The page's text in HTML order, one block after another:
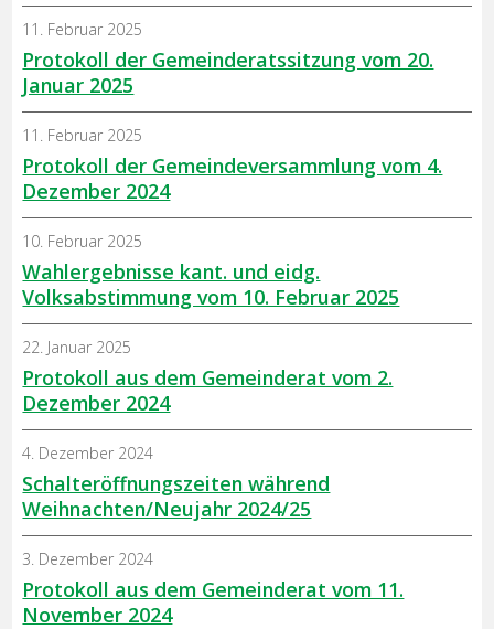
Protokoll der Gemeinderatssitzung vom 20.
Januar 2025
11. Februar 2025
Protokoll der Gemeindeversammlung vom 4.
Dezember 2024
11. Februar 2025
Wahlergebnisse kant. und eidg.
Volksabstimmung vom 10. Februar 2025
10. Februar 2025
Protokoll aus dem Gemeinderat vom 2.
Dezember 2024
22. Januar 2025
Schalteröffnungszeiten während
Weihnachten/Neujahr 2024/25
4. Dezember 2024
Protokoll aus dem Gemeinderat vom 11.
November 2024
3. Dezember 2024